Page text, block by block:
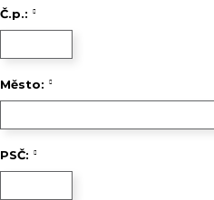
Č.p.:
Město:
PSČ: